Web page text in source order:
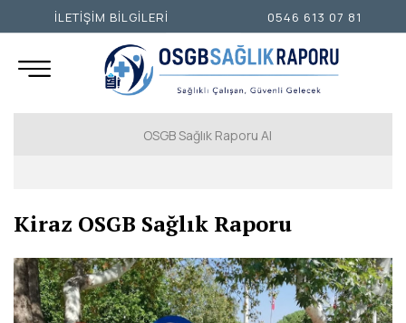
OSGB Sağlık Raporu Al
İSTANBUL ANADOLU YAKASI
ANKARA
İZMİR
Kiraz OSGB Sağlık Raporu
İLETİŞİM BİLGİLERİ 0546 613 07 81